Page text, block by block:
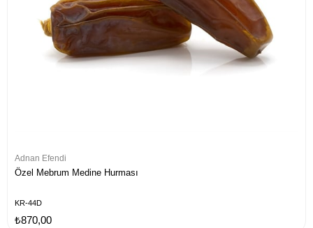
Adnan Efendi
Özel Mebrum Medine Hurması
KR-44D
₺870,00